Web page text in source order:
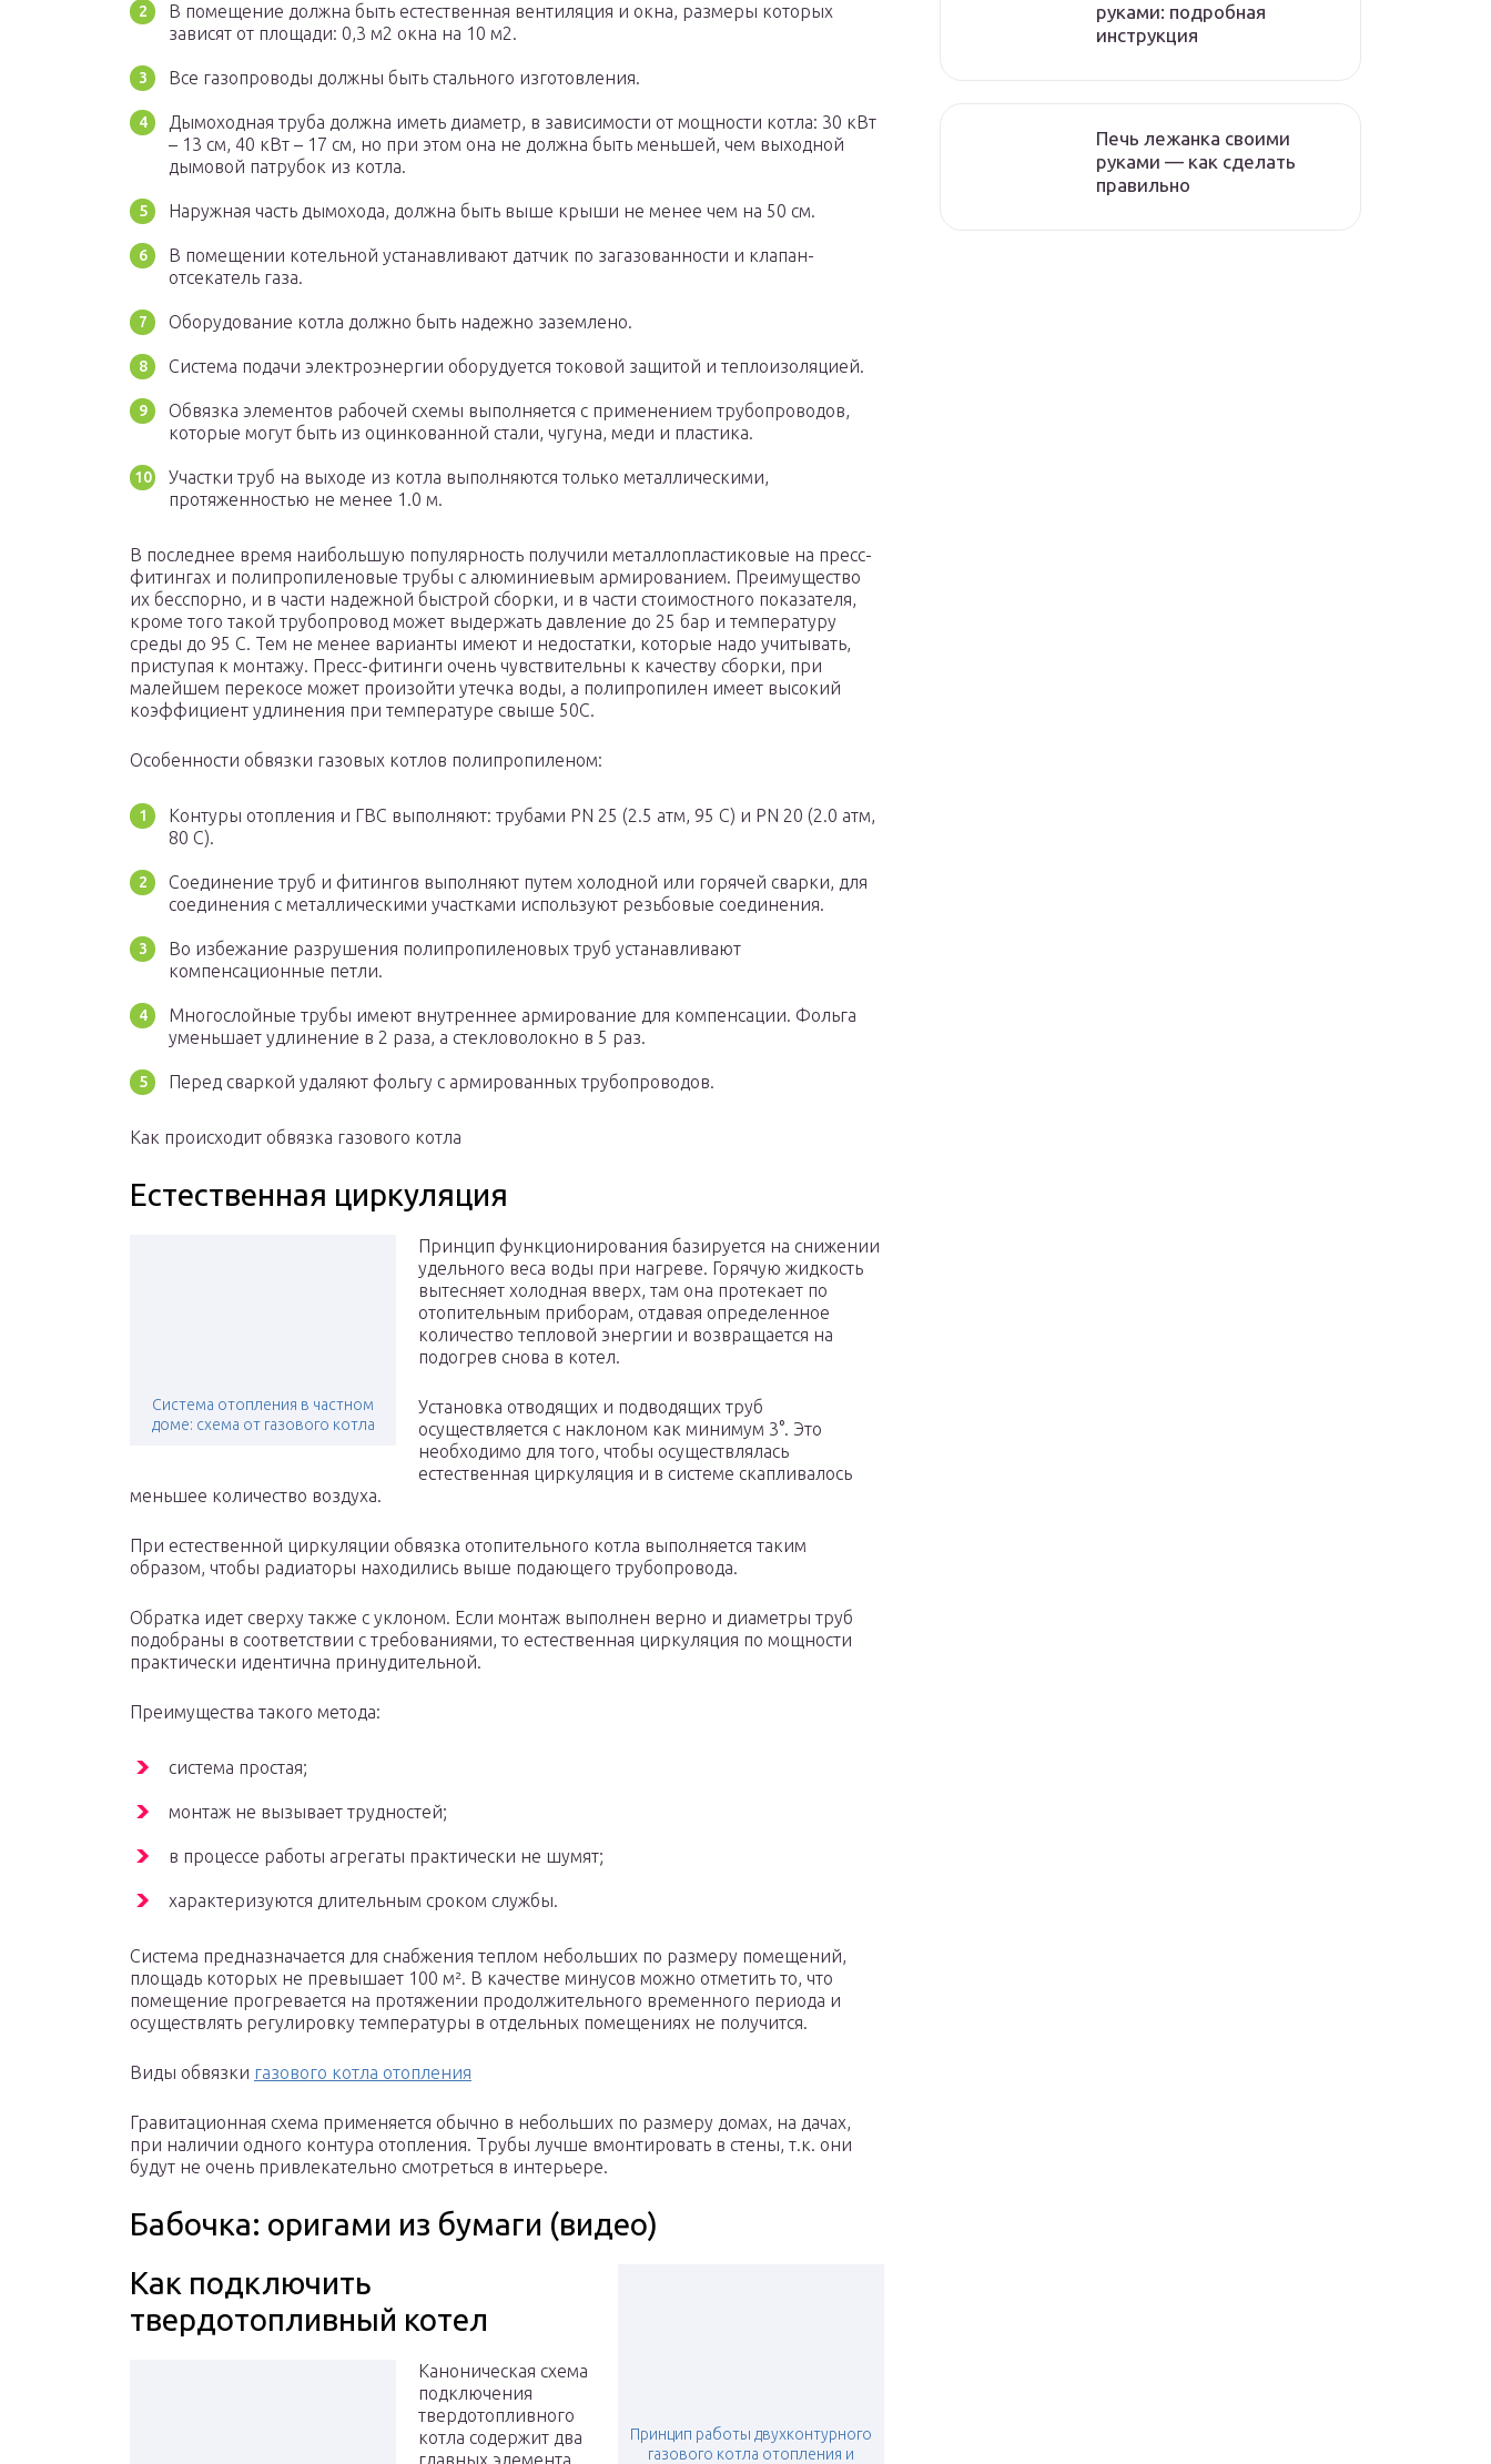
В помещение должна быть естественная вентиляция и окна, размеры которых
зависят от площади: 0,3 м2 окна на 10 м2.
Все газопроводы должны быть стального изготовления.
Дымоходная труба должна иметь диаметр, в зависимости от мощности котла: 30 кВт
– 13 см, 40 кВт – 17 см, но при этом она не должна быть меньшей, чем выходной
дымовой патрубок из котла.
Наружная часть дымохода, должна быть выше крыши не менее чем на 50 см.
В помещении котельной устанавливают датчик по загазованности и клапан-
отсекатель газа.
Оборудование котла должно быть надежно заземлено.
Система подачи электроэнергии оборудуется токовой защитой и теплоизоляцией.
Обвязка элементов рабочей схемы выполняется с применением трубопроводов,
которые могут быть из оцинкованной стали, чугуна, меди и пластика.
Участки труб на выходе из котла выполняются только металлическими,
протяженностью не менее 1.0 м.
В последнее время наибольшую популярность получили металлопластиковые на пресс-
фитингах и полипропиленовые трубы с алюминиевым армированием. Преимущество
их бесспорно, и в части надежной быстрой сборки, и в части стоимостного показателя,
кроме того такой трубопровод может выдержать давление до 25 бар и температуру
среды до 95 С. Тем не менее варианты имеют и недостатки, которые надо учитывать,
приступая к монтажу. Пресс-фитинги очень чувствительны к качеству сборки, при
малейшем перекосе может произойти утечка воды, а полипропилен имеет высокий
коэффициент удлинения при температуре свыше 50С.
Особенности обвязки газовых котлов полипропиленом:
Контуры отопления и ГВС выполняют: трубами PN 25 (2.5 атм, 95 С) и PN 20 (2.0 атм,
80 С).
Соединение труб и фитингов выполняют путем холодной или горячей сварки, для
соединения с металлическими участками используют резьбовые соединения.
Во избежание разрушения полипропиленовых труб устанавливают
компенсационные петли.
Многослойные трубы имеют внутреннее армирование для компенсации. Фольга
уменьшает удлинение в 2 раза, а стекловолокно в 5 раз.
Перед сваркой удаляют фольгу с армированных трубопроводов.
Как происходит обвязка газового котла
Естественная циркуляция
Система отопления в частном
доме: схема от газового котла
Принцип функционирования базируется на снижении
удельного веса воды при нагреве. Горячую жидкость
вытесняет холодная вверх, там она протекает по
отопительным приборам, отдавая определенное
количество тепловой энергии и возвращается на
подогрев снова в котел.
Установка отводящих и подводящих труб
осуществляется с наклоном как минимум 3°. Это
необходимо для того, чтобы осуществлялась
естественная циркуляция и в системе скапливалось
меньшее количество воздуха.
При естественной циркуляции обвязка отопительного котла выполняется таким
образом, чтобы радиаторы находились выше подающего трубопровода.
Обратка идет сверху также с уклоном. Если монтаж выполнен верно и диаметры труб
подобраны в соответствии с требованиями, то естественная циркуляция по мощности
практически идентична принудительной.
Преимущества такого метода:
система простая;
монтаж не вызывает трудностей;
в процессе работы агрегаты практически не шумят;
характеризуются длительным сроком службы.
Система предназначается для снабжения теплом небольших по размеру помещений,
площадь которых не превышает 100 м². В качестве минусов можно отметить то, что
помещение прогревается на протяжении продолжительного временного периода и
осуществлять регулировку температуры в отдельных помещениях не получится.
Виды обвязки газового котла отопления
Гравитационная схема применяется обычно в небольших по размеру домах, на дачах,
при наличии одного контура отопления. Трубы лучше вмонтировать в стены, т.к. они
будут не очень привлекательно смотреться в интерьере.
Бабочка: оригами из бумаги (видео)
Принцип работы двухконтурного
газового котла отопления и
Как подключить
твердотопливный котел
Каноническая схема
подключения
твердотопливного
котла содержит два
главных элемента,
руками: подробная
инструкция
Печь лежанка своими
руками — как сделать
правильно